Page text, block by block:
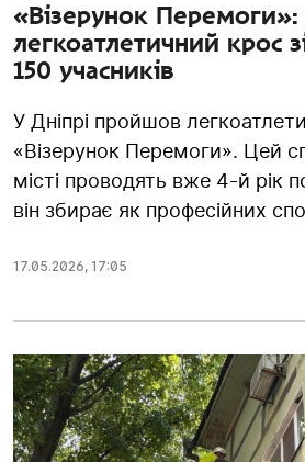
«Візерунок Перемоги»:
легкоатлетичний крос
150 учасників
У Дніпрі пройшов
«Візерунок Перемоги». Цей
місті проводять вже 4-й рік
він збирає як професійних
17.05.2026, 17:05